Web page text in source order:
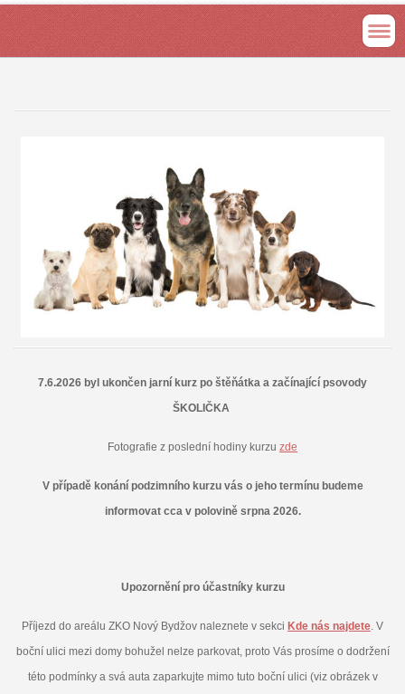
7.6.2026 byl ukončen jarní kurz po štěňátka a začínající psovody
ŠKOLIČKA
Fotografie z poslední hodiny kurzu zde
V případě konání podzimního kurzu vás o jeho termínu budeme
informovat cca v polovině srpna 2026.
Upozornění pro účastníky kurzu
Příjezd do areálu ZKO Nový Bydžov naleznete v sekci Kde nás najdete. V
boční ulici mezi domy bohužel nelze parkovat, proto Vás prosíme o dodržení
této podmínky a svá auta zaparkujte mimo tuto boční ulici (viz obrázek v